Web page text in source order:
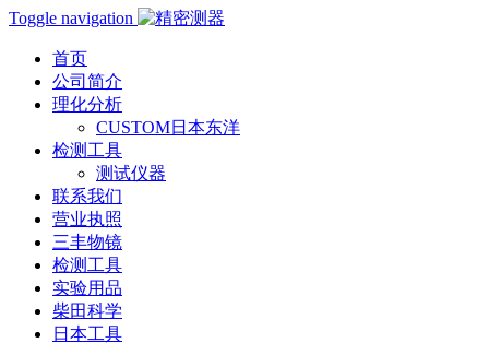
Toggle navigation
首页
公司简介
理化分析
CUSTOM日本东洋
检测工具
测试仪器
联系我们
营业执照
三丰物镜
检测工具
实验用品
柴田科学
日本工具